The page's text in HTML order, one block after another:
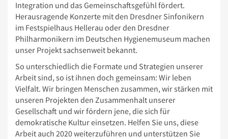
Integration und das Gemeinschaftsgefühl fördert.
Herausragende Konzerte mit den Dresdner Sinfonikern
im Festspielhaus Hellerau oder den Dresdner
Philharmonikern im Deutschen Hygienemuseum machen
unser Projekt sachsenweit bekannt.
So unterschiedlich die Formate und Strategien unserer
Arbeit sind, so ist ihnen doch gemeinsam: Wir leben
Vielfalt. Wir bringen Menschen zusammen, wir stärken mit
unseren Projekten den Zusammenhalt unserer
Gesellschaft und wir fördern jene, die sich für
demokratische Kultur einsetzen. Helfen Sie uns, diese
Arbeit auch 2020 weiterzuführen und unterstützen Sie